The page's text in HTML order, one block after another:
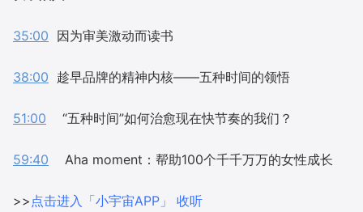
35:00 因为审美激动而读书
38:00 趁早品牌的精神内核——五种时间的领悟
51:00 “五种时间”如何治愈现在快节奏的我们？
59:40 Aha moment：帮助100个千千万万的女性成长
>> 点击进入「小宇宙APP」 收听